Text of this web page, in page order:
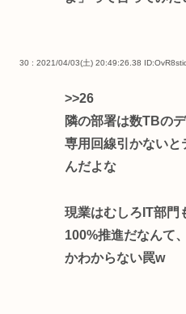
30 : 2021/04/03(土) 20:49:26.38
>>26
隣の部署は数TBの
専用回線引かないと
んだよな
現業はむしろIT部門
100%推進だなんて
かわからない罠w